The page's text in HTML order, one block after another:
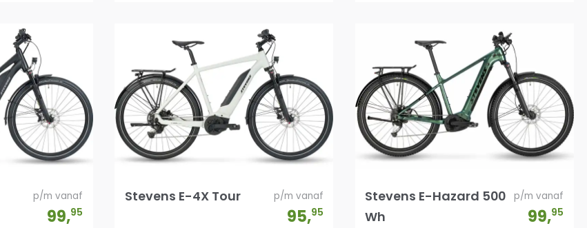
p/m vanaf
99,95
Stevens E-4X Tour p/m vanaf
95,95
Stevens E-Hazard 500
Wh
p/m vanaf
99,95